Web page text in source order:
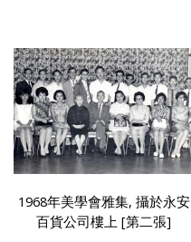
1968年美學會雅集, 攝於永安
百貨公司樓上 [第二張]